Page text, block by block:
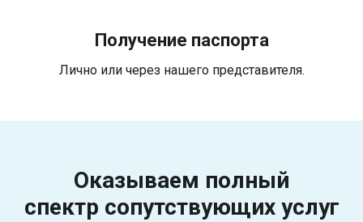
Получение паспорта
Лично или через нашего представителя.
Оказываем полный
спектр сопутствующих услуг